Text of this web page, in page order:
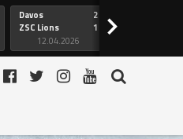
Davos
ZSC Lions
2
1
12.04.2026
>